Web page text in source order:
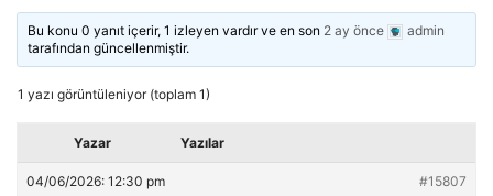
Bu konu 0 yanıt içerir, 1 izleyen vardır ve en son 2 ay önce
admin
tarafından güncellenmiştir.
1 yazı görüntüleniyor (toplam 1)
Yazar Yazılar
04/06/2026: 12:30 pm #15807